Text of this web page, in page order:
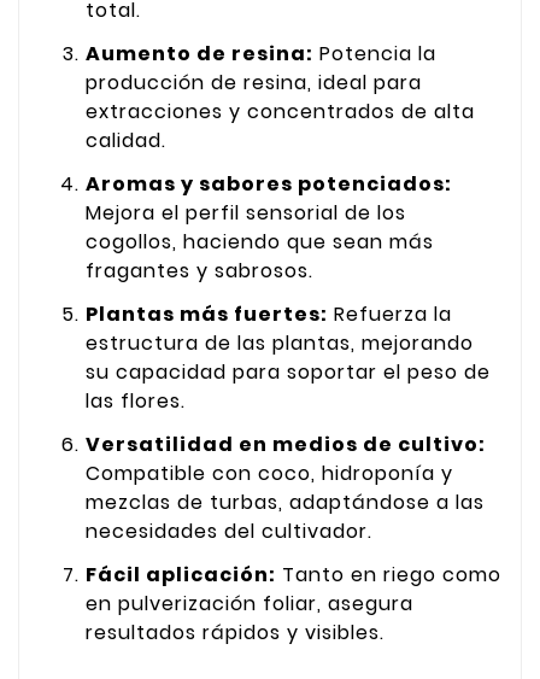
total.
Aumento de resina: Potencia la
producción de resina, ideal para
extracciones y concentrados de alta
calidad.
Aromas y sabores potenciados:
Mejora el perfil sensorial de los
cogollos, haciendo que sean más
fragantes y sabrosos.
Plantas más fuertes: Refuerza la
estructura de las plantas, mejorando
su capacidad para soportar el peso de
las flores.
Versatilidad en medios de cultivo:
Compatible con coco, hidroponía y
mezclas de turbas, adaptándose a las
necesidades del cultivador.
Fácil aplicación: Tanto en riego como
en pulverización foliar, asegura
resultados rápidos y visibles.